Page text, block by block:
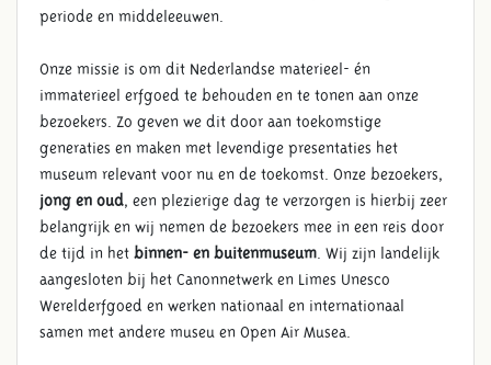
periode en middeleeuwen.
Onze missie is om dit Nederlandse materieel- én
immaterieel erfgoed te behouden en te tonen aan onze
bezoekers. Zo geven we dit door aan toekomstige
generaties en maken met levendige presentaties het
museum relevant voor nu en de toekomst. Onze bezoekers,
jong en oud, een plezierige dag te verzorgen is hierbij zeer
belangrijk en wij nemen de bezoekers mee in een reis door
de tijd in het binnen- en buitenmuseum . Wij zijn landelijk
aangesloten bij het Canonnetwerk en Limes Unesco
Werelderfgoed en werken nationaal en internationaal
samen met andere museu en Open Air Musea.